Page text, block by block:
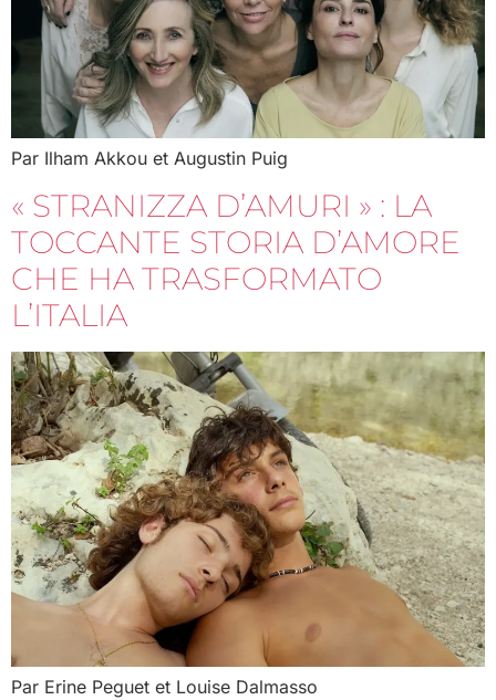
Par Ilham Akkou et Augustin Puig
« STRANIZZA D’AMURI » : LA
TOCCANTE STORIA D’AMORE
CHE HA TRASFORMATO
L’ITALIA
Par Erine Peguet et Louise Dalmasso